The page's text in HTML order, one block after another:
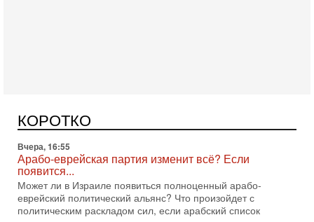
КОРОТКО
поворот: еврейский кандидат — на реальном месте в
списке одной из арабских партий. Причем речь идет
Вчера, 16:55
Арабо-еврейская партия изменит всё? Если
появится...
Может ли в Израиле появиться полноценный арабо-
еврейский политический альянс? Что произойдет с
политическим раскладом сил, если арабский список